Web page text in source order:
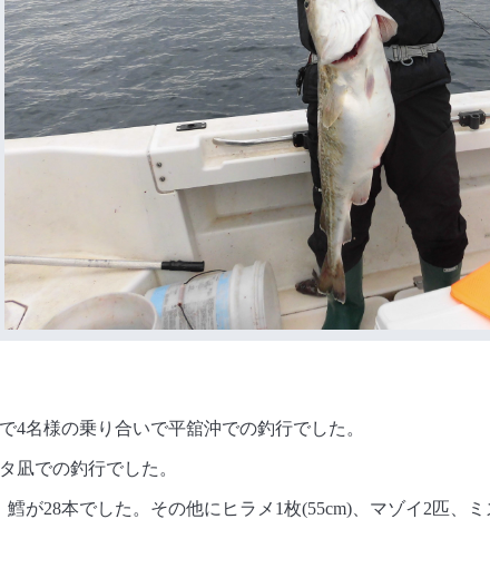
4名様の乗り合いで平舘沖での釣行でした。
凪での釣行でした。
が28本でした。その他にヒラメ1枚(55cm)、マゾイ2匹、ミ